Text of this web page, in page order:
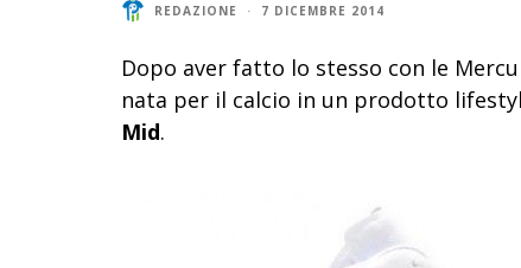
REDAZIONE · 7 DICEMBRE 2014
Dopo aver fatto lo stesso con le
nata per il calcio in un prodotto
Mid.